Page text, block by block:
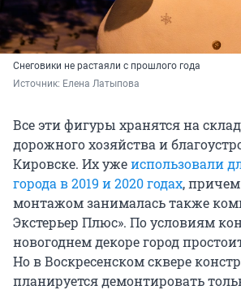
Снеговики не растаяли с прошлого года
Источник: Елена Латыпова
Все эти фигуры хранятся на
дорожного хозяйства и
Кировске. Их ужеиспользовали
города в 2019 и 2020 годах,
монтажом занималась также
Экстерьер Плюс». По условиям
новогоднем декоре город
Но в Воскресенском сквере
планируется демонтировать